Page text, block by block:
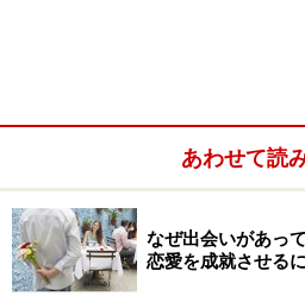
あわせて読
なぜ出会いがあっ
恋愛を成就させる